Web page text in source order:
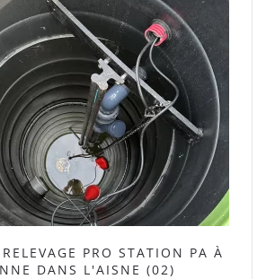
PRO STATION PA À
DANS L'AISNE (02)